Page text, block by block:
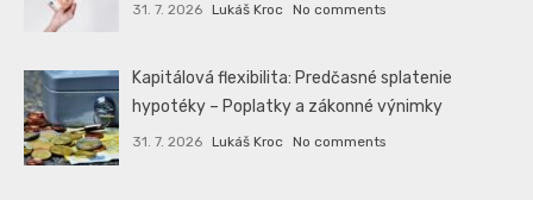
31. 7. 2026 Lukáš Kroc No comments
Kapitálová flexibilita: Predčasné splatenie
hypotéky – Poplatky a zákonné výnimky
31. 7. 2026 Lukáš Kroc No comments